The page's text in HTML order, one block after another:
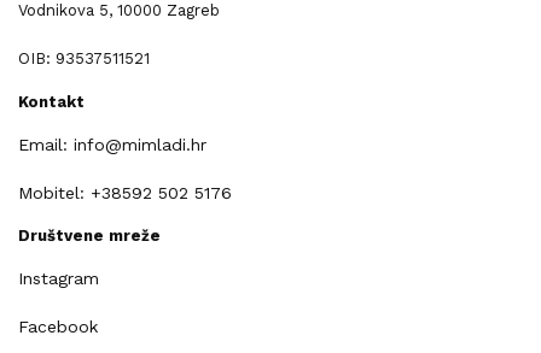
Vodnikova 5, 10000 Zagreb
OIB: 93537511521
Kontakt
Email: info@mimladi.hr
Mobitel: +38592 502 5176
Društvene mreže
Instagram
Facebook